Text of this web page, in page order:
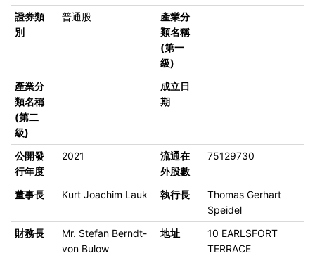
證券類
別
普通股
產業分
類名稱
(第一
級)
產業分
類名稱
(第二
級)
成立日
期
公開發
行年度
2021
流通在
外股數
75129730
董事長 Kurt Joachim Lauk 執行長
Thomas Gerhart
Speidel
財務長
Mr. Stefan Berndt-
von Bulow
地址
10 EARLSFORT
TERRACE